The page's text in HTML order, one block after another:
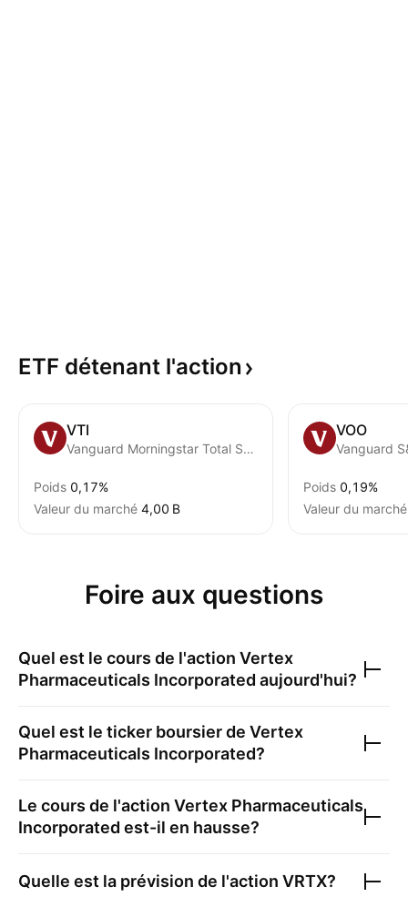
ETF détenant l'action
VTI
Vanguard Morningstar Total Stock Market ETF
Poids 0,17%
Valeur du marché ‪4,00 B‬
VOO
Vanguard
Poids 0,19%
Valeur du marché
Foire aux questions
Quel est le cours de l'action Vertex
Pharmaceuticals Incorporated aujourd'hui?
Quel est le ticker boursier de Vertex
Pharmaceuticals Incorporated?
Le cours de l'action Vertex Pharmaceuticals
Incorporated est-il en hausse?
Quelle est la prévision de l'action VRTX?